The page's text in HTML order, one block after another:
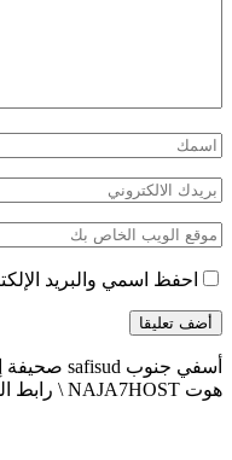
احفظ اسمي والبريد
هوت NAJA7HOST \ رابط الموقع : safisud.com \ للتواصل معنا عبر الهاتف 0663881120 \ 0524657231 \ البريد الإلكتروني : safisud2014@gmail.com